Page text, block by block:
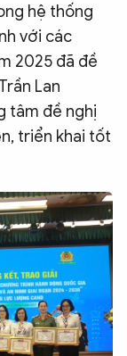
hệ thống
với các
2025 đã đề
Lan
tâm đề nghị
triển khai tốt